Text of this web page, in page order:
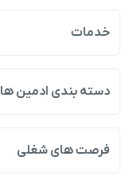
خدمات
دسته بندی ادمین ها
فرصت های شغلی